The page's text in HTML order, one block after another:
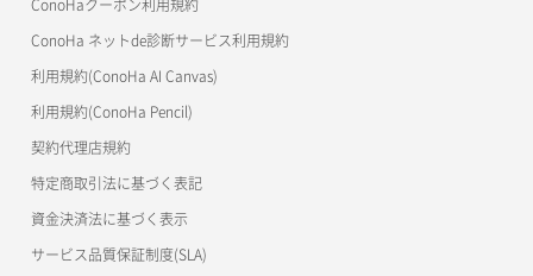
リスナー削除
リスナー更新
リスナー詳細取得
ロードバランサー一覧取得
ロードバランサー削除
ラージオブジェクトアップロード(DLO)
一時的Web公開
Terraform
s3cmd
公開API(ConoHa VPS Ver.2.0)
ConoHaクーポン利用規約
ConoHa ネットde診断サービス利用規約
利用規約(ConoHa AI Canvas)
利用規約(ConoHa Pencil)
契約代理店規約
特定商取引法に基づく表記
資金決済法に基づく表示
サービス品質保証制度(SLA)